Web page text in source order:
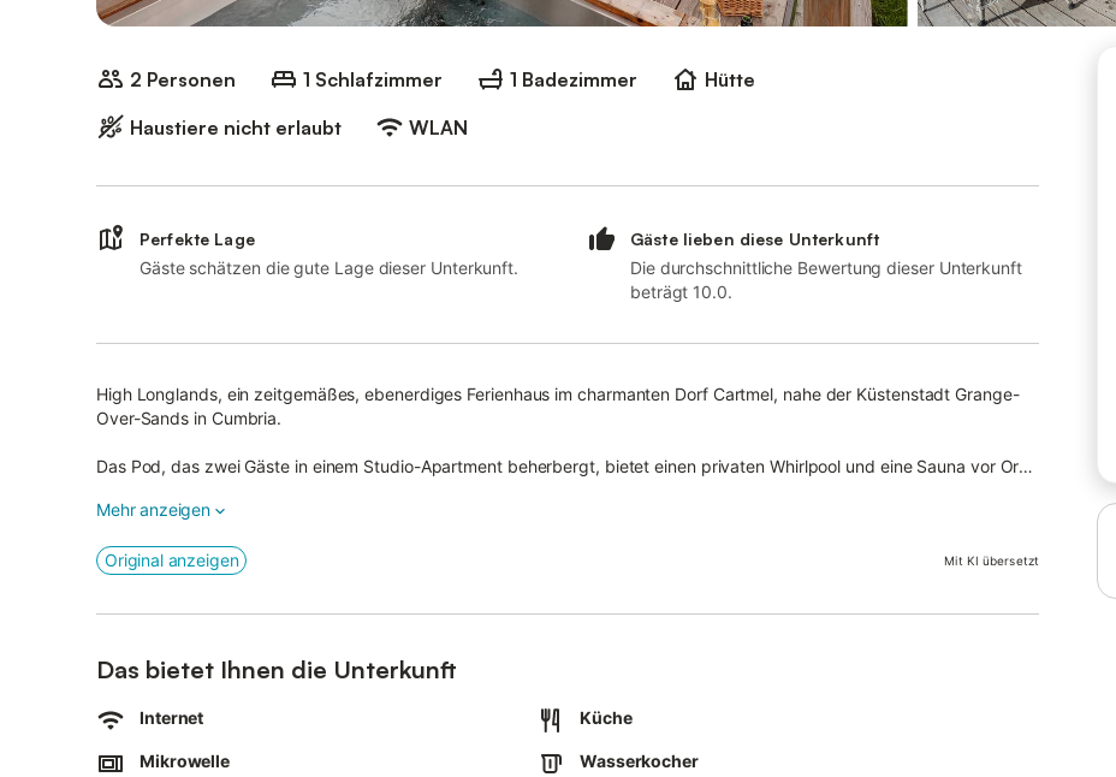
2 Personen 1 Schlafzimmer 1 Badezimmer
Hütte
Haustiere nicht erlaubt
WLAN
Perfekte Lage
Gäste schätzen die gute Lage dieser Unterkunft.
Gäste lieben diese Unterkunft
Die durchschnittliche Bewertung dieser Unterkunft
beträgt 10.0.
High Longlands, ein zeitgemäßes, ebenerdiges Ferienhaus im charmanten Dorf Cartmel, nahe der Küstenstadt Grange-
Over-Sands in Cumbria.
Das Pod, das zwei Gäste in einem Studio-Apartment beherbergt, bietet einen privaten Whirlpool und eine Sauna vor Ort
ausreichend Parkplätze.
Genießen Sie die Zubereitung hausgemachter Mahlzeiten in der Küchenzeile mit Frühstücksbar oder essen Sie auf dem
Nach einem Tag Erkundungstour im Lake District entspannen Sie im Duschraum und genießen Sie den knisternden
Holzofen, bevor Sie sich in Ihr luxuriöses Kingsize-Bett zurückziehen oder einfach den klaren Nachthimmel und die hellen
Sterne genießen.
Mehr anzeigen
Original anzeigen Mit KI übersetzt
Das bietet Ihnen die Unterkunft
Internet Küche
Mikrowelle Wasserkocher